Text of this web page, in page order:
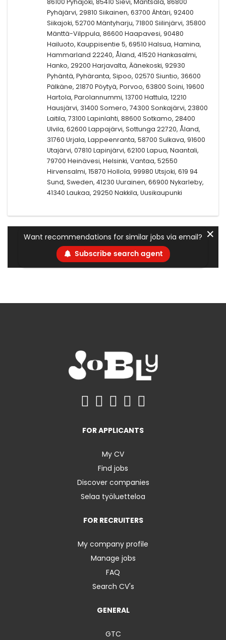
Pyhäjärvi, 29810 Siikainen, 63700 Ähtäri, 92400
Siikajoki, 52700 Mäntyharju, 71800 Siilinjärvi, 35800
Mänttä-Vilppula, 86600 Haapavesi, 90480
Hailuoto, Kauppisentie 5, 69510 Halsua, Hamina,
Hammarland 22240, Åland, 41520 Hankasalmi,
Hanko, 29200 Harjavalta, Äänekoski, 92930
Pyhäntä, Pyhäranta, Sipoo, 02570 Siuntio, 36600
Pälkäne, 21870 Pöytyä, Porvoo, 63800 Soini, 19600
Hartola, Parolannummi, 13700 Hattula, 12210
Hausjärvi, 31400 Somero, 74300 Sonkajärvi, 23800
Laitila, 73100 Lapinlahti, 88600 Sotkamo, 28400
Ulvila, 62600 Lappajärvi, Sottunga 22720, Åland,
31760 Urjala, Lappeenranta, 58700 Sulkava, 91600
Utajärvi, 07810 Lapinjärvi, 62100 Lapua, Naantali,
79700 Heinävesi, Helsinki, Vantaa, 52550
Hirvensalmi, 15870 Hollola, 99980 Utsjoki, 619 94
Sund, Sweden, 41230 Uurainen, 66900 Nykarleby,
41340 Laukaa, 29250 Nakkila, Uusikaupunki
Want recommendations for similar jobs via email?
Subscribe search agent
✕
FOR APPLICANTS
My CV
Find jobs
Discover companies
Selaa työluetteloa
FOR RECRUITERS
My company profile
Manage jobs
FAQ
Search CV's
GENERAL
GTC